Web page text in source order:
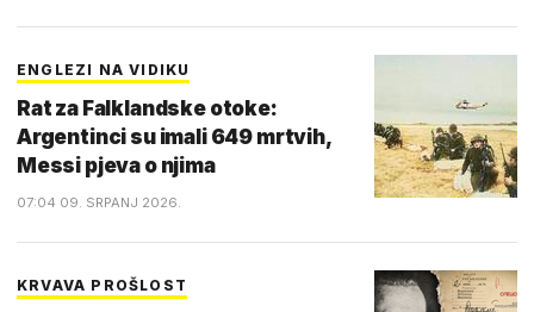
ENGLEZI NA VIDIKU
Rat za Falklandske otoke:
Argentinci su imali 649 mrtvih,
Messi pjeva o njima
07:04 09. SRPANJ 2026.
KRVAVA PROŠLOST